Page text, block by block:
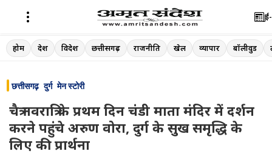
Skip
to
होम देश विदेश छत्तीसगढ़ राजनीति खेल व्यापार बॉलीवुड
छत्तीसगढ़ दुर्ग मेन स्टोरी
चैत्र नवरात्रि के प्रथम दिन चंडी माता मंदिर में दर्शन
करने पहुंचे अरुण वोरा, दुर्ग के सुख समृद्धि के
लिए की प्रार्थना